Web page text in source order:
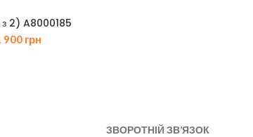
2) A8000185
900 грн
ЗВОРОТНІЙ ЗВ’ЯЗОК